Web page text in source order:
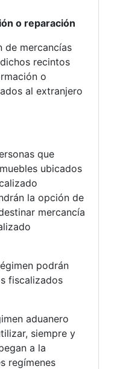
o reparación
de mercancías
recintos
o
al extranjero
que
ubicados
la opción de
mercancía
podrán
fiscalizados
aduanero
siempre y
a la
regímenes